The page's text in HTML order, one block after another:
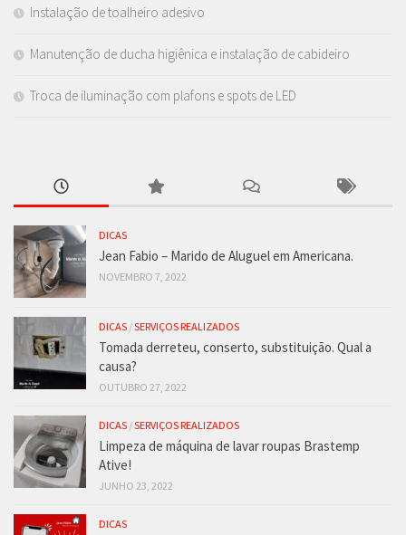
Instalação de toalheiro adesivo
Manutenção de ducha higiênica e instalação de cabideiro
Troca de iluminação com plafons e spots de LED
DICAS
Jean Fabio – Marido de Aluguel em Americana.
NOVEMBRO 7, 2022
DICAS /SERVIÇOS REALIZADOS
Tomada derreteu, conserto, substituição. Qual a
causa?
OUTUBRO 27, 2022
DICAS /SERVIÇOS REALIZADOS
Limpeza de máquina de lavar roupas Brastemp
Ative!
JUNHO 23, 2022
DICAS